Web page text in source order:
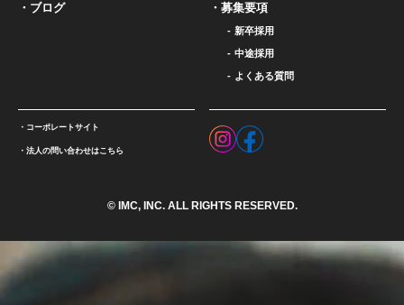
ブログ 募集要項
新卒採用
中途採用
よくある質問
コーポレートサイト
法人の問い合わせはこちら
© IMC, INC. ALL RIGHTS RESERVED.